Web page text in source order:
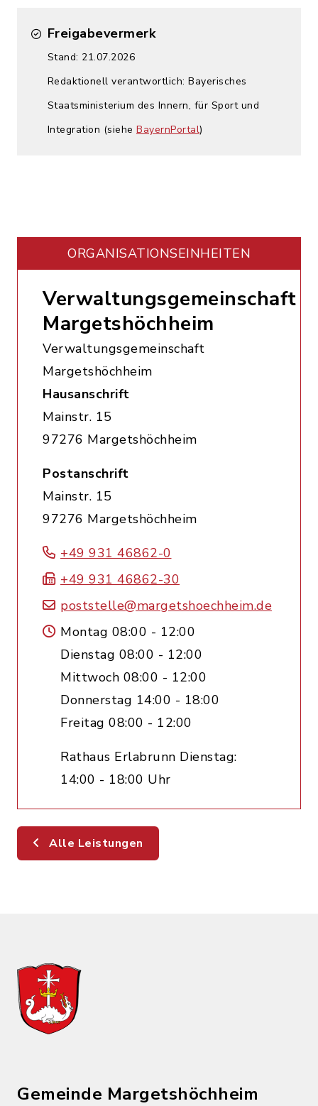
Freigabevermerk
Stand: 21.07.2026
Redaktionell verantwortlich: Bayerisches
Staatsministerium des Innern, für Sport und
Integration (siehe BayernPortal)
ORGANISATIONS­EINHEITEN
Verwaltungsgemeinschaft
Margetshöchheim
Verwaltungsgemeinschaft
Margetshöchheim
Hausanschrift
Mainstr. 15
97276 Margetshöchheim
Postanschrift
Mainstr. 15
97276 Margetshöchheim
+49 931 46862-0
+49 931 46862-30
poststelle@margetshoechheim.de
Montag 08:00 - 12:00
Dienstag 08:00 - 12:00
Mittwoch 08:00 - 12:00
Donnerstag 14:00 - 18:00
Freitag 08:00 - 12:00
Rathaus Erlabrunn Dienstag:
14:00 - 18:00 Uhr
Alle Leistungen
Gemeinde Margetshöchheim